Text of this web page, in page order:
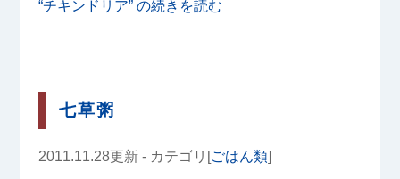
“チキンドリア” の続きを読む
七草粥
2011.11.28更新 - カテゴリ[ごはん類]